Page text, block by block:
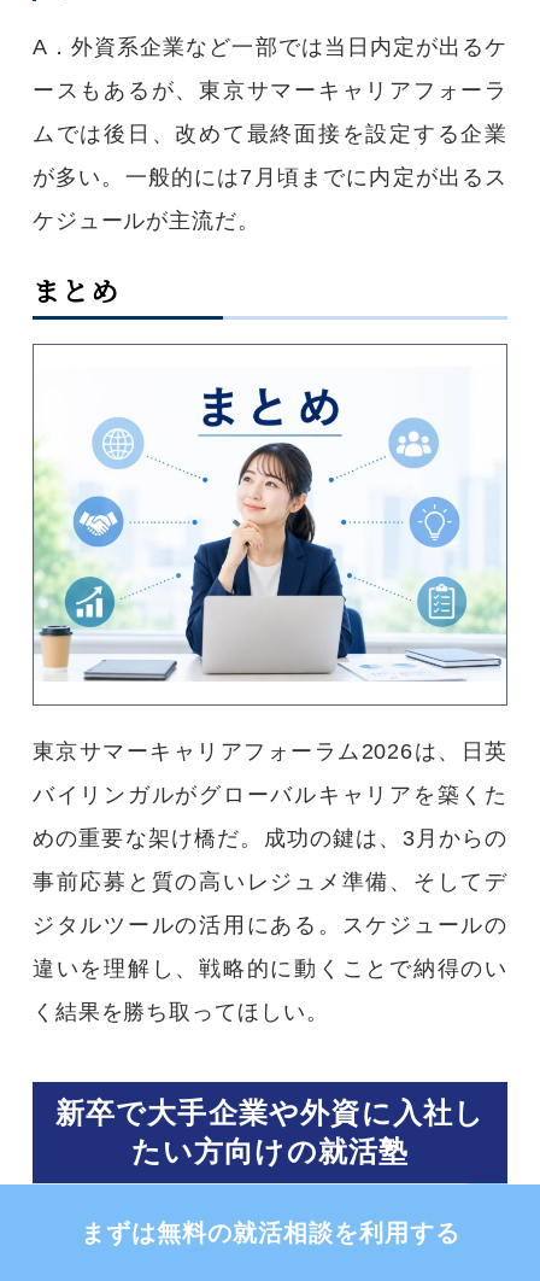
A．外資系企業など一部では当日内定が出るケ
ースもあるが、東京サマーキャリアフォーラ
ムでは後日、改めて最終面接を設定する企業
が多い。一般的には7月頃までに内定が出るス
ケジュールが主流だ。
まとめ
東京サマーキャリアフォーラム2026は、日英
バイリンガルがグローバルキャリアを築くた
めの重要な架け橋だ。成功の鍵は、3月からの
事前応募と質の高いレジュメ準備、そしてデ
ジタルツールの活用にある。スケジュールの
違いを理解し、戦略的に動くことで納得のい
く結果を勝ち取ってほしい。
新卒で大手企業や外資に入社し
たい方向けの就活塾
まずは無料の就活相談を利用する